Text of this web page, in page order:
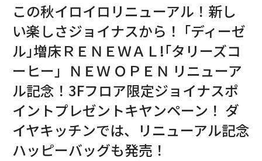
この秋イロイロリニューアル！新し
い楽しさジョイナスから！ ｢ディーゼ
ル｣増床ＲＥＮＥＷＡＬ!｢タリーズコ
ーヒー」ＮＥＷ ＯＰＥＮ リニューア
ル記念！3Fフロア限定ジョイナスポ
イントプレゼントキヤンペーン！ ダ
イヤキッチンでは、リニューアル記念
ハッピーバッグも発売！